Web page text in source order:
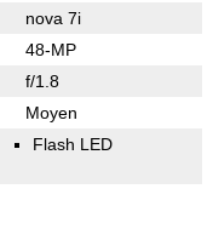
nova 7i
48-MP
f/1.8
Moyen
Flash LED